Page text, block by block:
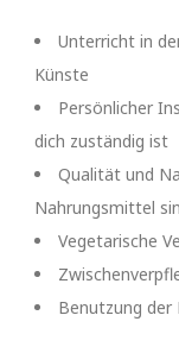
Unterricht in
Künste
Persönlicher
dich zuständig ist
Qualität und
Nahrungsmittel
Vegetarische
Benutzung der